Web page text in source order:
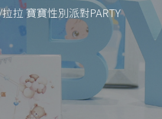
拉 寶寶性別派對PARTY